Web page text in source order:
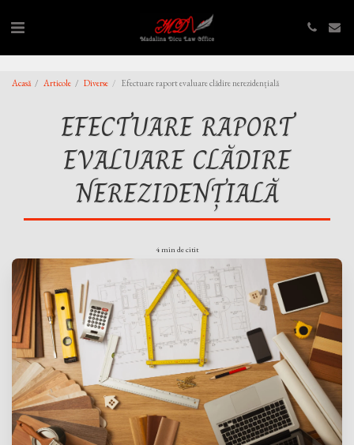
Acasă Articole Diverse Efectuare raport evaluare clădire nerezidențială
EFECTUARE RAPORT
EVALUARE CLĂDIRE
NEREZIDENȚIALĂ
4 min de citit